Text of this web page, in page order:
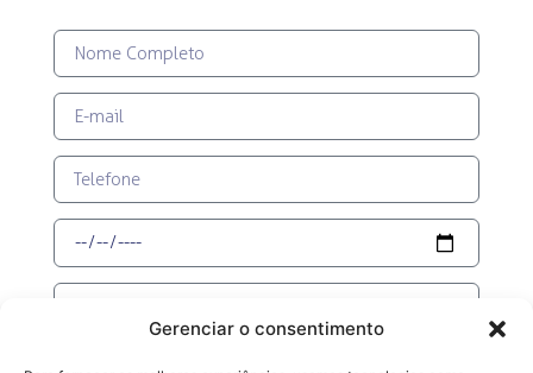
Gerenciar o consentimento